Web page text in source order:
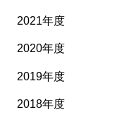
2021年度
2020年度
2019年度
2018年度